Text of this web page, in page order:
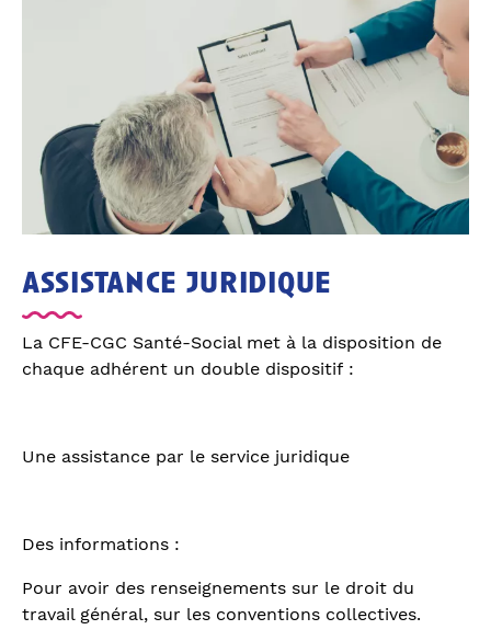
assistance juridique
La CFE-CGC Santé-Social met à la disposition de
chaque adhérent un double dispositif :
Une assistance par le service juridique
Des informations :
Pour avoir des renseignements sur le droit du
travail général, sur les conventions collectives.